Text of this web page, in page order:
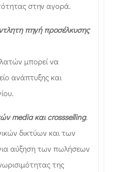
στην αγορά.
πηγή προσέλκυσης
μπορεί να
ανάπτυξης και
media και crossselling.
δικτύων και των
αύξηση των πωλήσεων
της